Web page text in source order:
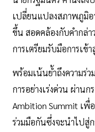
เปลี่ยนแปลงสภาพภูมิอ
ขึ้น สอดคล้องกับคำกล่า
การเตรียมรับมือการเข้
พร้อมเน้นย้ำถึงความร่
การอย่างเร่งด่วน ผ่าน
Ambition Summit เพื่
ร่วมมือกันซึ่งจะนำไปสู่